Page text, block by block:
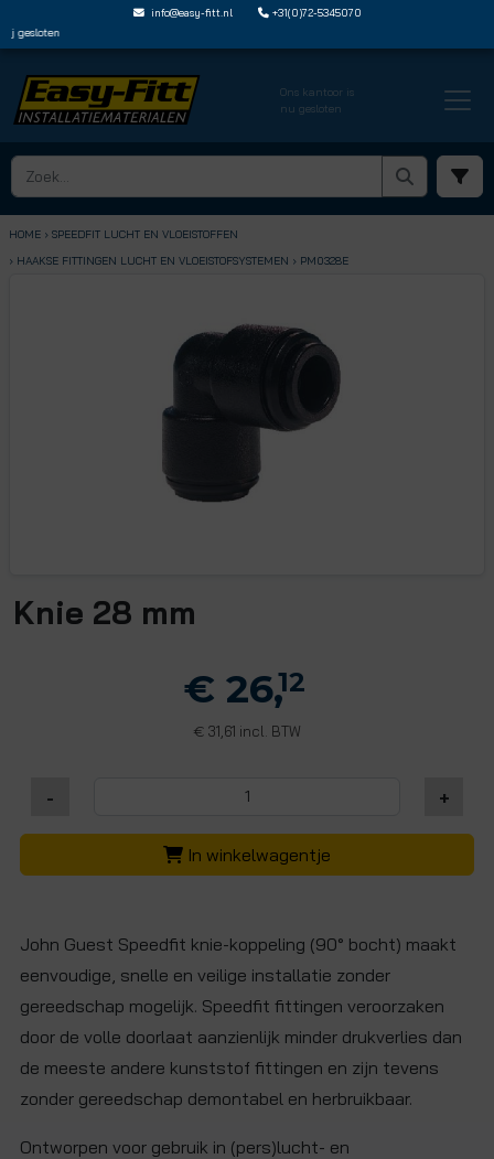
info@easy-fitt.nl
+31(0)72-5345070
Ons kantoor is
nu gesloten
HOME › SPEEDFIT LUCHT EN VLOEISTOFFEN
› HAAKSE FITTINGEN LUCHT EN VLOEISTOFSYSTEMEN › PM0328E
Knie 28 mm
€ 26,12
€ 31,61 incl. BTW
- +
In winkelwagentje
John Guest Speedfit knie-koppeling (90° bocht) maakt
eenvoudige, snelle en veilige installatie zonder
gereedschap mogelijk. Speedfit fittingen veroorzaken
door de volle doorlaat aanzienlijk minder drukverlies dan
de meeste andere kunststof fittingen en zijn tevens
zonder gereedschap demontabel en herbruikbaar.
Ontworpen voor gebruik in (pers)lucht- en